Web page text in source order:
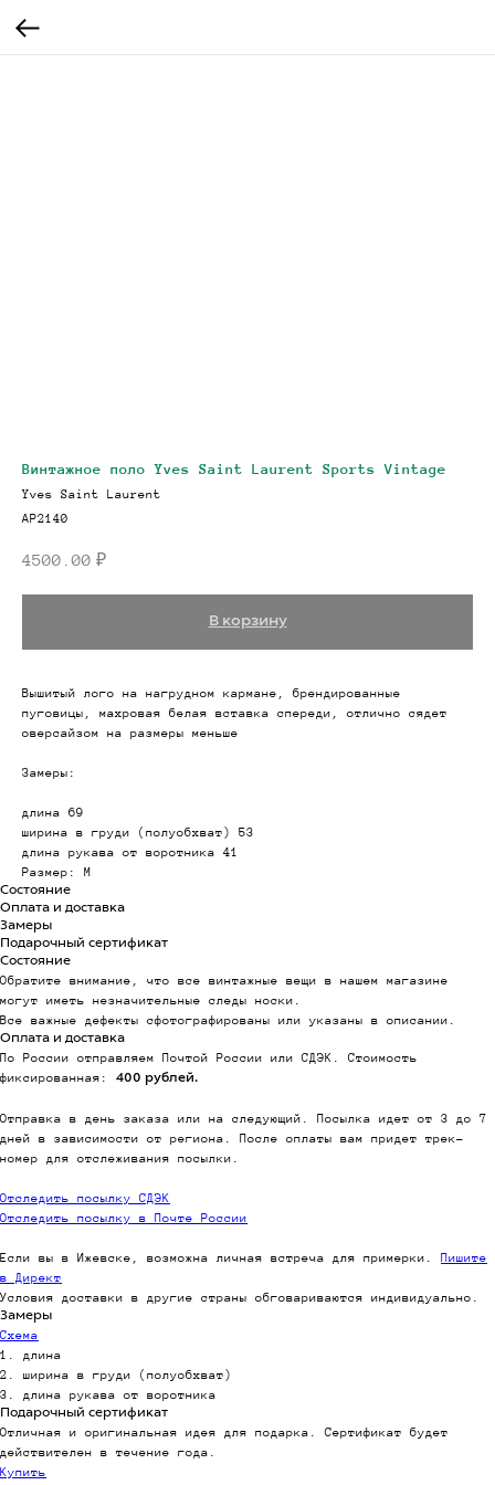
Винтажное поло Yves Saint Laurent Sports Vintage
Yves Saint Laurent
AP2140
4500.00 ₽
В корзину
Вышитый лого на нагрудном кармане, брендированные
пуговицы, махровая белая вставка спереди, отлично сядет
оверсайзом на размеры меньше
Замеры:
длина 69
ширина в груди (полуобхват) 53
длина рукава от воротника 41
Размер: M
Состояние
Оплата и доставка
Замеры
Подарочный сертификат
Состояние
Обратите внимание, что все винтажные вещи в нашем магазине
могут иметь незначительные следы носки.
Все важные дефекты сфотографированы или указаны в описании.
Оплата и доставка
По России отправляем Почтой России или СДЭК. Стоимость
фиксированная: 400 рублей.
Отправка в день заказа или на следующий. Посылка идет от 3 до 7
дней в зависимости от региона. После оплаты вам придет трек-
номер для отслеживания посылки.
Отследить посылку СДЭК
Отследить посылку в Почте России
Если вы в Ижевске, возможна личная встреча для примерки. Пишите
в Директ
Условия доставки в другие страны обговариваются индивидуально.
Замеры
Схема
1. длина
2. ширина в груди (полуобхват)
3. длина рукава от воротника
Подарочный сертификат
Отличная и оригинальная идея для подарка. Сертификат будет
действителен в течение года.
Купить